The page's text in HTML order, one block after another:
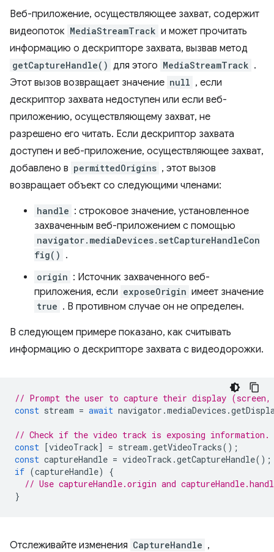
Веб-приложение, осуществляющее захват, содержит
видеопоток MediaStreamTrack и может прочитать
информацию о дескрипторе захвата, вызвав метод
getCaptureHandle() для этого MediaStreamTrack .
Этот вызов возвращает значение null , если
дескриптор захвата недоступен или если веб-
приложению, осуществляющему захват, не
разрешено его читать. Если дескриптор захвата
доступен и веб-приложение, осуществляющее захват,
добавлено в permittedOrigins , этот вызов
возвращает объект со следующими членами:
handle : строковое значение, установленное
захваченным веб-приложением с помощью
navigator.mediaDevices.setCaptureHandleCon
fig() .
origin : Источник захваченного веб-
приложения, если exposeOrigin имеет значение
true . В противном случае он не определен.
В следующем примере показано, как считывать
информацию о дескрипторе захвата с видеодорожки.
// Prompt the user to capture their display (screen,
const stream = await navigator .mediaDevices .
// Check if the video track is exposing information.
const [videoTrack] = stream .getVideoTracks();
const captureHandle = videoTrack .getCaptureHandle();
if (captureHandle)
{
// Use captureHandle.origin and
}
Отслеживайте изменения CaptureHandle ,